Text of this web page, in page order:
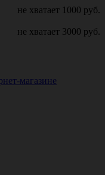
не хватает 1000 руб.
не хватает 3000 руб.
магазине